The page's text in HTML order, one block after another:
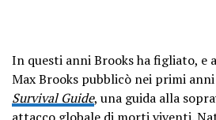
In questi anni Brooks ha figliato, e
Max Brooks pubblicò nei primi
Survival Guide, una guida alla